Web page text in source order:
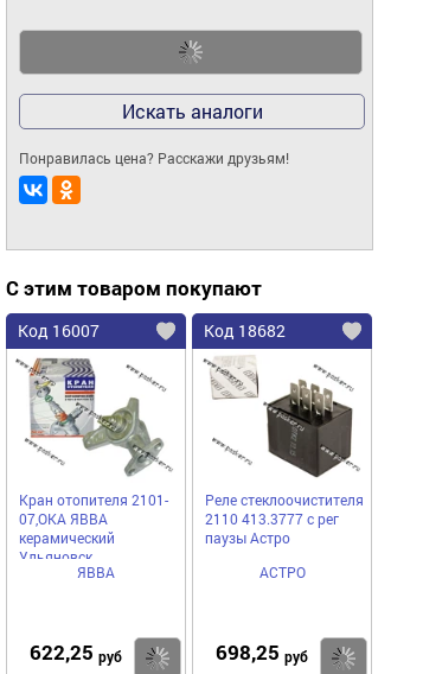
Искать аналоги
Понравилась цена? Расскажи друзьям!
С этим товаром покупают
Код 16007
Кран отопителя 2101-
07,ОКА ЯВВА
керамический
Ульяновск
ЯВВА
622,25 руб Купить
Код 18682
Реле стеклоочистителя
2110 413.3777 с рег
паузы Астро
АСТРО
698,25 руб